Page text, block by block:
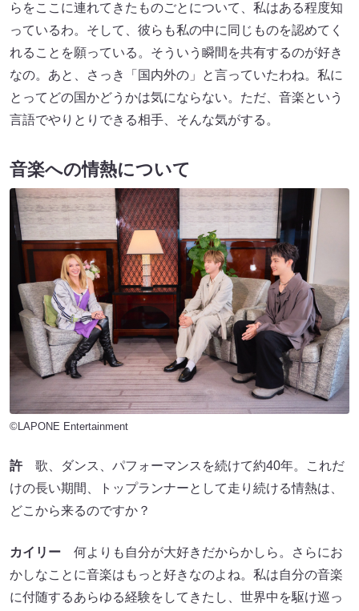
らをここに連れてきたものごとについて、私はある程度知
っているわ。そして、彼らも私の中に同じものを認めてく
れることを願っている。そういう瞬間を共有するのが好き
なの。あと、さっき「国内外の」と言っていたわね。私に
とってどの国かどうかは気にならない。ただ、音楽という
言語でやりとりできる相手、そんな気がする。
音楽への情熱について
©LAPONE Entertainment
許歌、ダンス、パフォーマンスを続けて約40年。これだ
けの長い期間、トップランナーとして走り続ける情熱は、
どこから来るのですか？
カイリー 何よりも自分が大好きだからかしら。さらにお
かしなことに音楽はもっと好きなのよね。私は自分の音楽
に付随するあらゆる経験をしてきたし、世界中を駆け巡っ